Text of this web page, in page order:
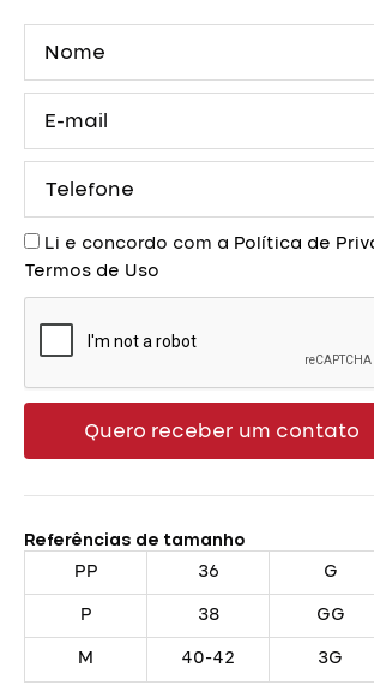
Suave
quantidade
mail
Aceite
Li e concordo com a Política de
Termos de Uso
Quero receber um contato
Referências de tamanho
PP
36 G
P 38 GG
M 40-42 3G